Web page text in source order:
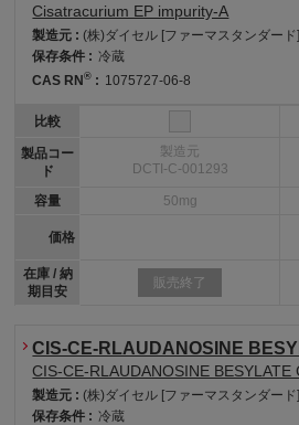
Cisatracurium EP impurity-A
製造元 :(株)ダイセル [ファーマスタンダード]
保存条件 : 冷蔵
CAS RN® : 1075727-06-8
比較
製品コー
ド
容量
価格
在庫 / 納
期目安
製造元
DCTI-C-001293
50mg
販売終了
CIS-CE-RLAUDANOSINE
CIS-CE-RLAUDANOSINE BESYLATE
製造元 :(株)ダイセル [ファーマスタンダード]
保存条件 : 冷蔵